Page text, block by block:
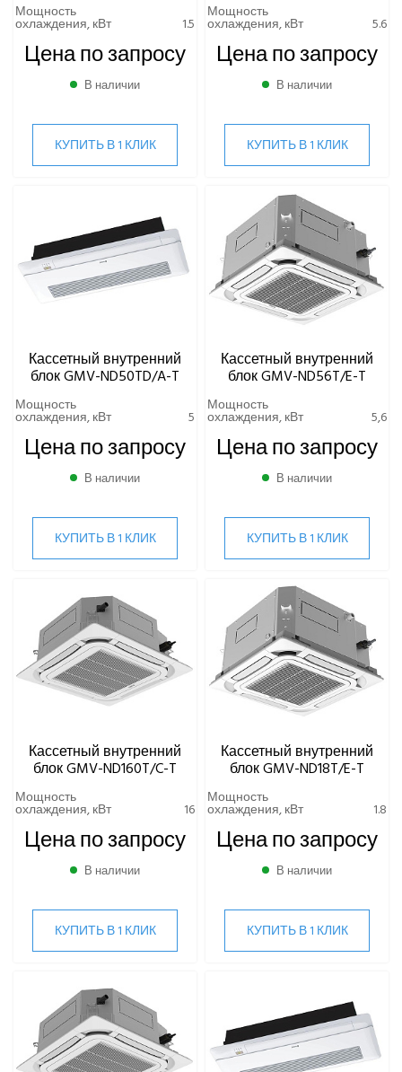
Мощность
охлаждения, кВт 1.5
Цена по запросу
В наличии
КУПИТЬ В 1 КЛИК
Мощность
охлаждения, кВт 5.6
Цена по запросу
В наличии
КУПИТЬ В 1 КЛИК
Кассетный внутренний
блок GMV-ND50TD/A-T
Мощность
охлаждения, кВт 5
Цена по запросу
В наличии
КУПИТЬ В 1 КЛИК
Кассетный внутренний
блок GMV-ND56T/E-T
Мощность
охлаждения, кВт 5,6
Цена по запросу
В наличии
КУПИТЬ В 1 КЛИК
Кассетный внутренний
блок GMV-ND160T/C-T
Мощность
охлаждения, кВт 16
Цена по запросу
В наличии
КУПИТЬ В 1 КЛИК
Кассетный внутренний
блок GMV-ND18T/E-T
Мощность
охлаждения, кВт 1.8
Цена по запросу
В наличии
КУПИТЬ В 1 КЛИК